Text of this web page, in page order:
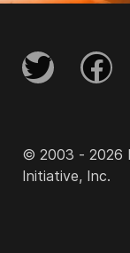
© 2003 - 2026
Initiative, Inc.